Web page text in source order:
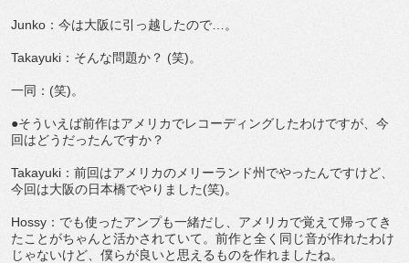
Junko：今は大阪に引っ越したので…。
Takayuki：そんな問題か？ (笑)。
一同：(笑)。
●そういえば前作はアメリカでレコーディングしたわけですが、今
回はどうだったんですか？
Takayuki：前回はアメリカのメリーランド州でやったんですけど、
今回は大阪の日本橋でやりました(笑)。
Hossy：でも使ったアンプも一緒だし、アメリカで覚えて帰ってき
たことがちゃんと活かされていて。前作と全く同じ音が作れたわけ
じゃないけど、僕らが良いと思えるものを作れましたね。